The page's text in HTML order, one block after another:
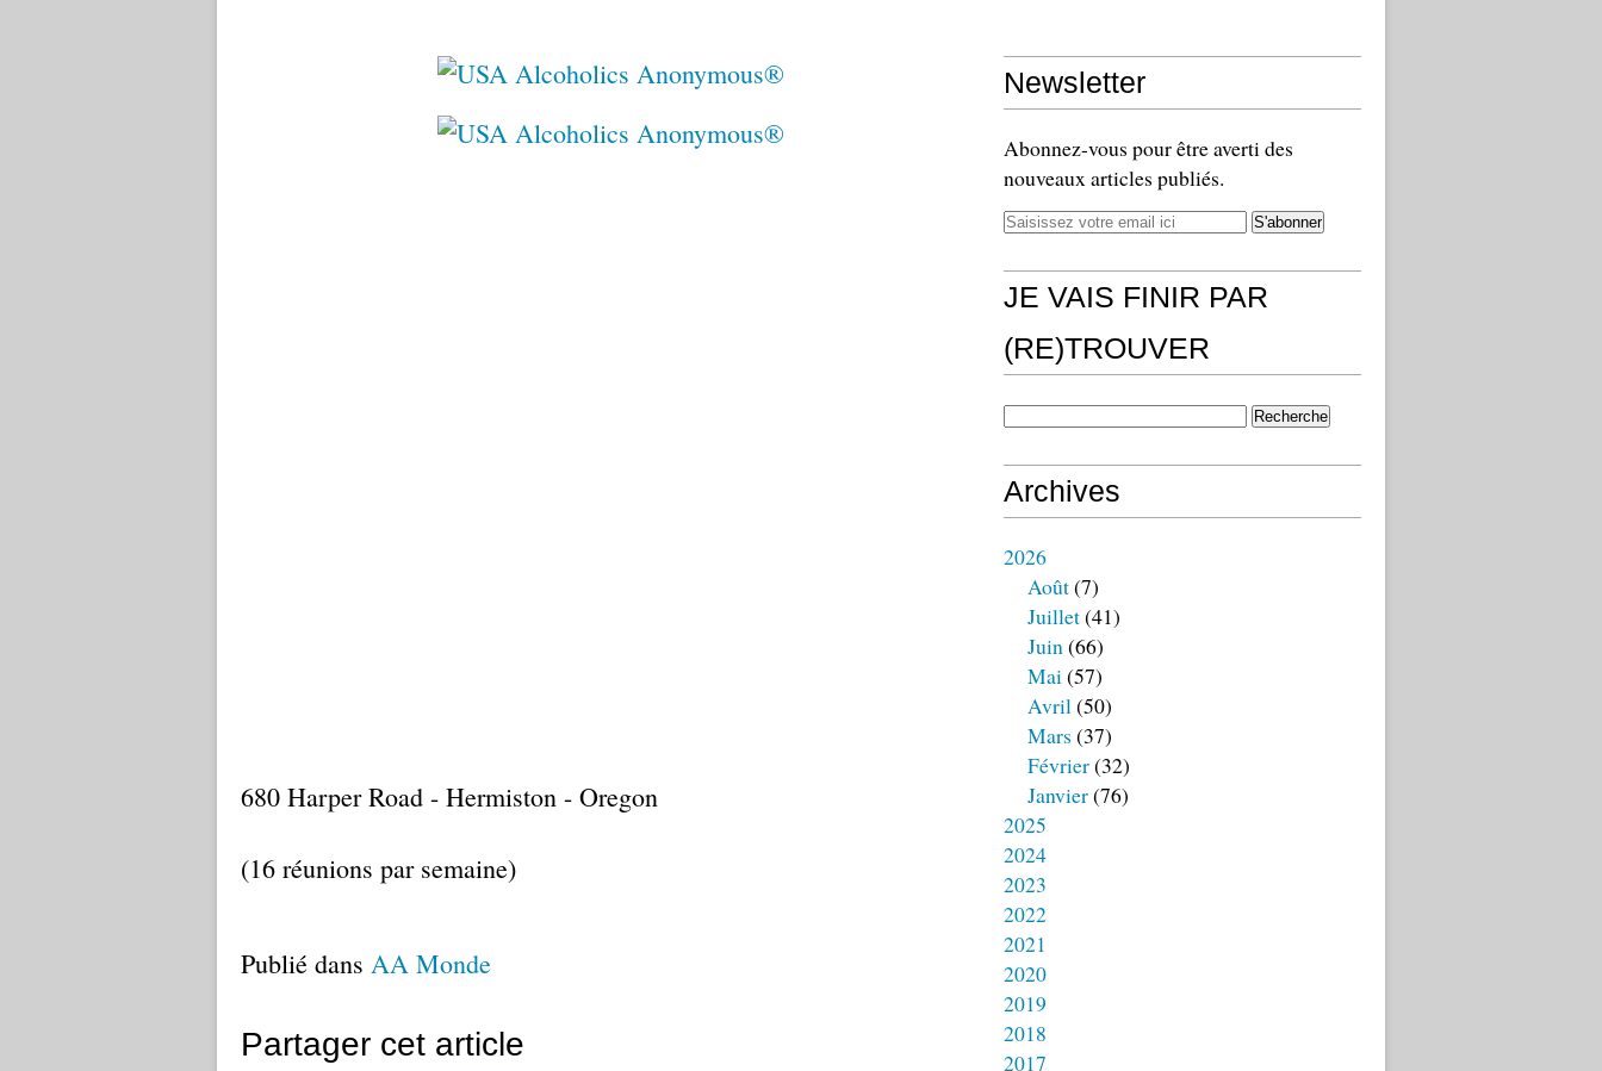
680 Harper Road - Hermiston - Oregon
(16 réunions par semaine)
Publié dans AA Monde
Partager cet article
Newsletter
Abonnez-vous pour être averti des
nouveaux articles publiés.
JE VAIS FINIR PAR
(RE)TROUVER
Archives
2026
Août(7)
Juillet(41)
Juin(66)
Mai(57)
Avril(50)
Mars (37)
Février(32)
Janvier(76)
2025
2024
2023
2022
2021
2020
2019
2018
2017